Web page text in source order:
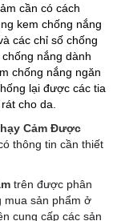
cần có cách
kem chống nắng
các chỉ số chống
nắng dành
chống nắng ngăn
lại được các tia
cho da.
Cảm Được
thông tin cần thiết
trên được phân
mua sản phẩm ở
cung cấp các sản